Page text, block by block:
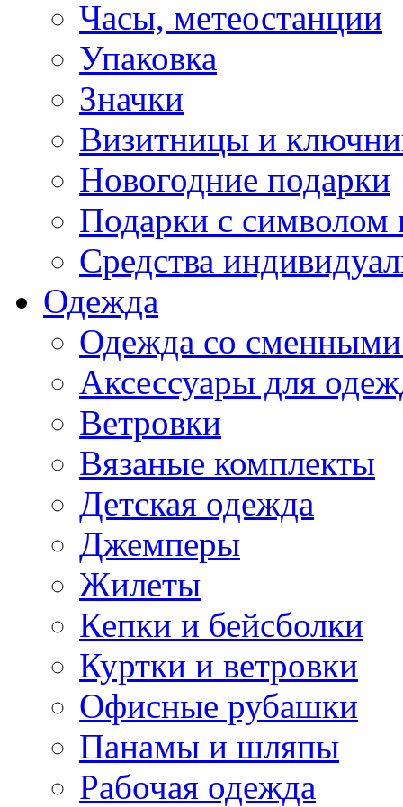
Часы, метеостанции
Упаковка
Значки
Визитницы и
Новогодние подарки
Подарки с символом
Средства
Одежда
Одежда со сменными
Аксессуары для
Ветровки
Вязаные комплекты
Детская одежда
Джемперы
Жилеты
Кепки и бейсболки
Куртки и ветровки
Офисные рубашки
Панамы и шляпы
Рабочая одежда